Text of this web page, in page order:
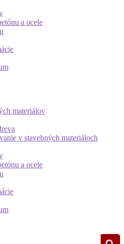
a ocele
materiálov
v stavebných materiáloch
a ocele